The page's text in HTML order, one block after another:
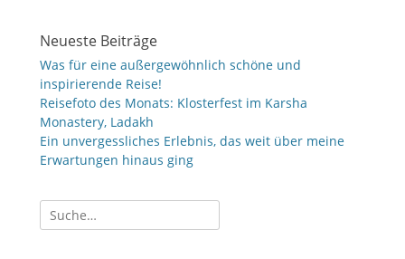
Neueste Beiträge
Was für eine außergewöhnlich schöne und
inspirierende Reise!
Reisefoto des Monats: Klosterfest im Karsha
Monastery, Ladakh
Ein unvergessliches Erlebnis, das weit über meine
Erwartungen hinaus ging
Suche
nach: